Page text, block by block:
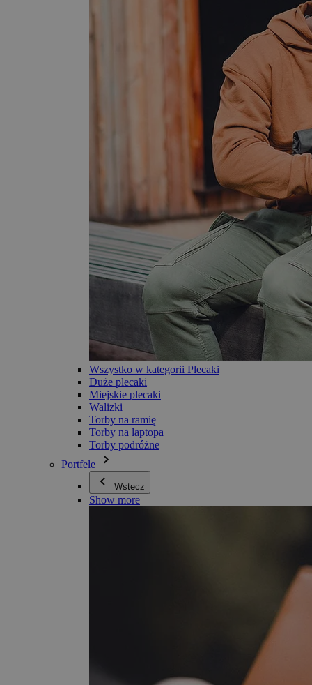
Wszystko w kategorii Plecaki
Duże plecaki
Miejskie plecaki
Walizki
Torby na ramię
Torby na laptopa
Torby podróżne
Portfele
Wstecz
Show more